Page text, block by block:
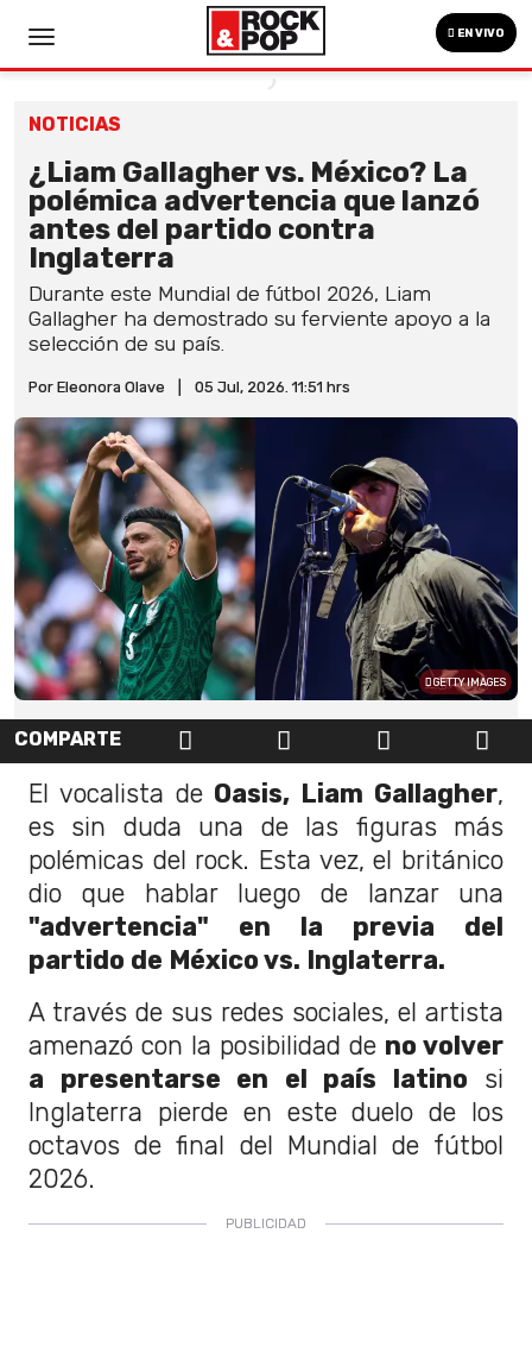
EN VIVO
NOTICIAS
¿Liam Gallagher vs. México? La
polémica advertencia que lanzó
antes del partido contra
Inglaterra
Durante este Mundial de fútbol 2026, Liam
Gallagher ha demostrado su ferviente apoyo a la
selección de su país.
Por Eleonora Olave 05 Jul, 2026. 11:51 hrs
GETTY IMAGES
COMPARTE
El vocalista de Oasis, Liam Gallagher,
es sin duda una de las figuras más
polémicas del rock. Esta vez, el británico
dio que hablar luego de lanzar una
"advertencia" en la previa del
partido de México vs. Inglaterra.
A través de sus redes sociales, el artista
amenazó con la posibilidad de no volver
a presentarse en el país latino si
Inglaterra pierde en este duelo de los
octavos de final del Mundial de fútbol
2026.